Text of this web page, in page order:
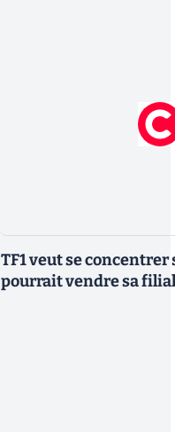
TF1 veut se
pourrait vendre sa